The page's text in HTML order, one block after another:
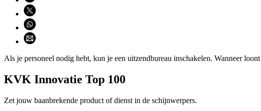
Deel via X (opent nieuw venster)
Deel via WhatsApp (opent WhatsApp)
Deel via email (opent email programma)
Als je personeel nodig hebt, kun je een uitzendbureau inschakelen. Wanneer
KVK Innovatie Top 100
Zet jouw baanbrekende product of dienst in de schijnwerpers.